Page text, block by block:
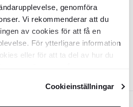
genomföra
Vi rekommenderar att du
av cookies för att få en
För ytterligare information
eller för att ta del av hur du
Cookieinställningar